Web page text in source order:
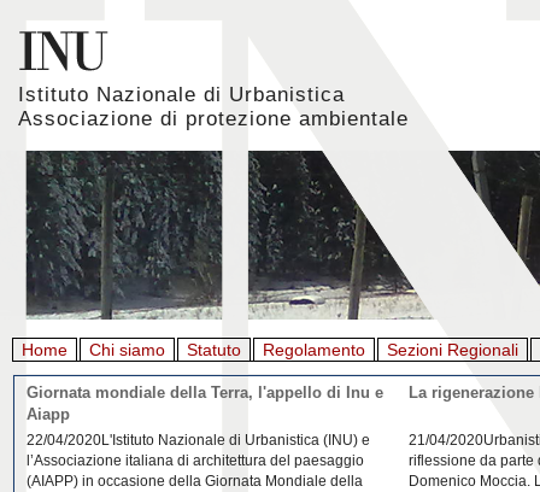
Istituto Nazionale di Urbanistica
Associazione di protezione ambientale
Home Chi siamo Statuto Regolamento Sezioni Regionali
Giornata mondiale della Terra, l'appello di Inu e
Aiapp
22/04/2020L'Istituto Nazionale di Urbanistica (INU) e
l’Associazione italiana di architettura del paesaggio
(AIAPP) in occasione della Giornata Mondiale della
La
21/04/
riflessione da parte
Domenico Moccia.